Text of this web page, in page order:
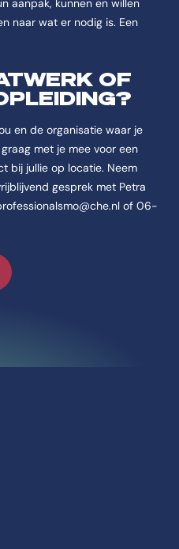
aanpak, kunnen en willen
naar wat er nodig is. Een
OF
en de organisatie waar je
met je mee voor een
bij jullie op locatie. Neem
gesprek met Petra
of 06-